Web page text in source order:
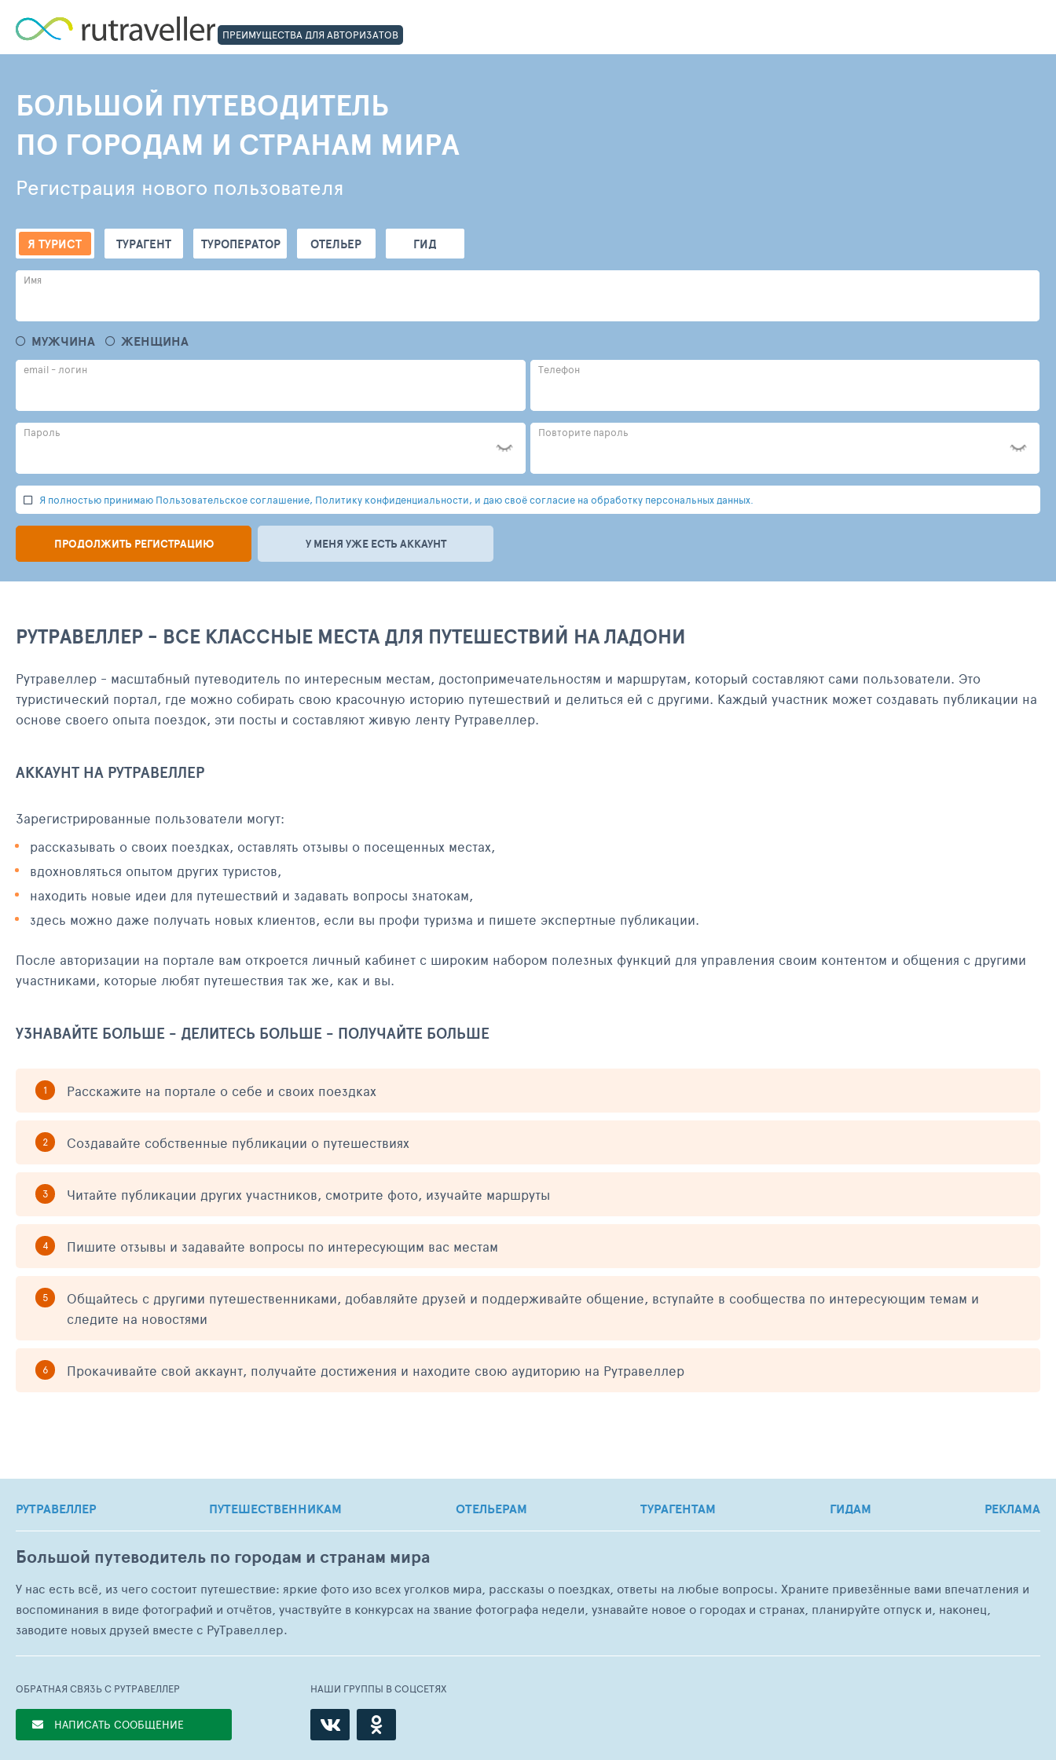
ПРЕИМУЩЕСТВА ДЛЯ АВТОРИЗАТОВ
БОЛЬШОЙ ПУТЕВОДИТЕЛЬ
ПО ГОРОДАМ И СТРАНАМ МИРА
Регистрация нового пользователя
Я ТУРИСТ ТУРАГЕНТ ТУРОПЕРАТОР ОТЕЛЬЕР ГИД
Имя
МУЖЧИНА ЖЕНЩИНА
email - логин Телефон
Пароль Повторите пароль
Я полностью принимаю Пользовательское соглашение, Политику конфиденциальности, и даю своё согласие на обработку персональных данных.
ПРОДОЛЖИТЬ РЕГИСТРАЦИЮ У МЕНЯ УЖЕ ЕСТЬ АККАУНТ
РУТРАВЕЛЛЕР - ВСЕ КЛАССНЫЕ МЕСТА ДЛЯ ПУТЕШЕСТВИЙ НА ЛАДОНИ
Рутравеллер - масштабный путеводитель по интересным местам, достопримечательностям и маршрутам, который составляют сами пользователи. Это
туристический портал, где можно собирать свою красочную историю путешествий и делиться ей с другими. Каждый участник может создавать публикации на
основе своего опыта поездок, эти посты и составляют живую ленту Рутравеллер.
АККАУНТ НА РУТРАВЕЛЛЕР
Зарегистрированные пользователи могут:
рассказывать о своих поездках, оставлять отзывы о посещенных местах,
вдохновляться опытом других туристов,
находить новые идеи для путешествий и задавать вопросы знатокам,
здесь можно даже получать новых клиентов, если вы профи туризма и пишете экспертные публикации.
После авторизации на портале вам откроется личный кабинет с широким набором полезных функций для управления своим контентом и общения с другими
участниками, которые любят путешествия так же, как и вы.
УЗНАВАЙТЕ БОЛЬШЕ - ДЕЛИТЕСЬ БОЛЬШЕ - ПОЛУЧАЙТЕ БОЛЬШЕ
Расскажите на портале о себе и своих поездках
Создавайте собственные публикации о путешествиях
Читайте публикации других участников, смотрите фото, изучайте маршруты
Пишите отзывы и задавайте вопросы по интересующим вас местам
Общайтесь с другими путешественниками, добавляйте друзей и поддерживайте общение, вступайте в сообщества по интересующим темам и
следите на новостями
Прокачивайте свой аккаунт, получайте достижения и находите свою аудиторию на Рутравеллер
РУТРАВЕЛЛЕР ПУТЕШЕСТВЕННИКАМ ОТЕЛЬЕРАМ ТУРАГЕНТАМ ГИДАМ РЕКЛАМА
Большой путеводитель по городам и странам мира
У нас есть всё, из чего состоит путешествие: яркие фото изо всех уголков мира, рассказы о поездках, ответы на любые вопросы. Храните привезённые вами впечатления и
воспоминания в виде фотографий и отчётов, участвуйте в конкурсах на звание фотографа недели, узнавайте новое о городах и странах, планируйте отпуск и, наконец,
заводите новых друзей вместе с РуТравеллер.
ОБРАТНАЯ СВЯЗЬ С РУТРАВЕЛЛЕР
НАПИСАТЬ СООБЩЕНИЕ
НАШИ ГРУППЫ В СОЦСЕТЯХ